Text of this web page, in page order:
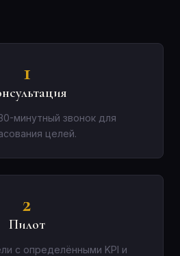
1
минутный звонок для
целей.
2
Пилот
с определёнными KPI и